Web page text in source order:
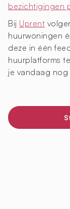
bezichtigingen
Bij Uprent
huurwoningen
deze in één
huurplatforms
je vandaag nog